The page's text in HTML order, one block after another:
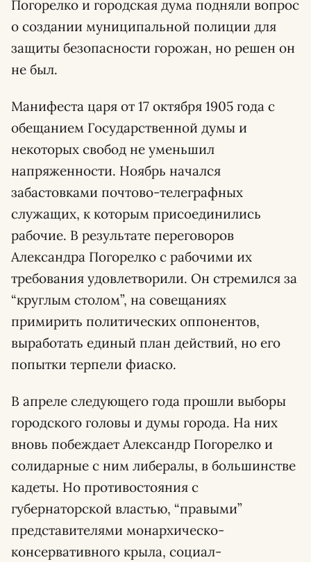
Погорелко и городская дума подняли вопрос
о создании муниципальной полиции для
защиты безопасности горожан, но решен он
не был.
Манифеста царя от 17 октября 1905 года с
обещанием Государственной думы и
некоторых свобод не уменьшил
напряженности. Ноябрь начался
забастовками почтово-телеграфных
служащих, к которым присоединились
рабочие. В результате переговоров
Александра Погорелко с рабочими их
требования удовлетворили. Он стремился за
“круглым столом”, на совещаниях
примирить политических оппонентов,
выработать единый план действий, но его
попытки терпели фиаско.
В апреле следующего года прошли выборы
городского головы и думы города. На них
вновь побеждает Александр Погорелко и
солидарные с ним либералы, в большинстве
кадеты. Но противостояния с
губернаторской властью, “правыми”
представителями монархическо-
консервативного крыла, социал-